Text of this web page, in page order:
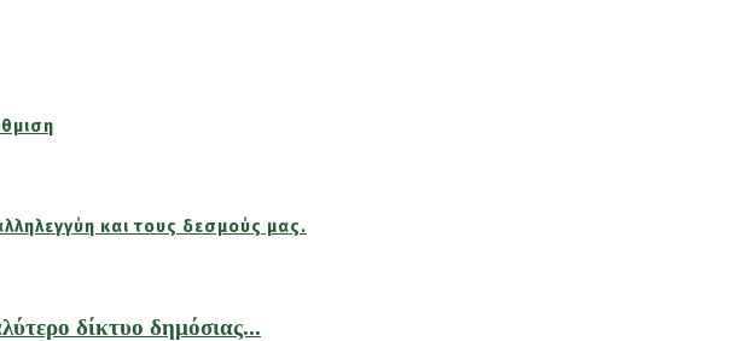
και τους δεσμούς μας.
δίκτυο δημόσιας...